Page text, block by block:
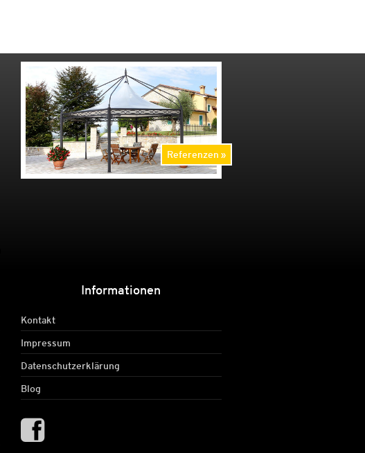
Referenzen
Informationen
Kontakt
Impressum
Datenschutzerklärung
Blog